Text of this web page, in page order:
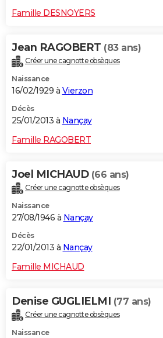
Famille DESNOYERS
Jean RAGOBERT (83 ans)
Créer une cagnotte obsèques
Naissance
16/02/1929 à Vierzon
Décès
25/01/2013 à Nançay
Famille RAGOBERT
Joel MICHAUD (66 ans)
Créer une cagnotte obsèques
Naissance
27/08/1946 à Nançay
Décès
22/01/2013 à Nançay
Famille MICHAUD
Denise GUGLIELMI (77 ans)
Créer une cagnotte obsèques
Naissance